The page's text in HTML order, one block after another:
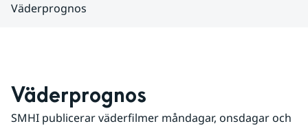
Väderprognos
Väderprognos
SMHI publicerar väderfilmer måndagar, onsdagar och